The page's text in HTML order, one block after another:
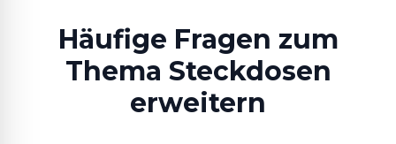
Häufige Fragen zum
Thema Steckdosen
erweitern